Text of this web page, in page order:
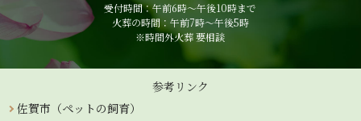
受付時間：午前6時〜午後10時まで
火葬の時間：午前7時～午後5時
※時間外火葬 要相談
参考リンク
佐賀市（ペットの飼育）